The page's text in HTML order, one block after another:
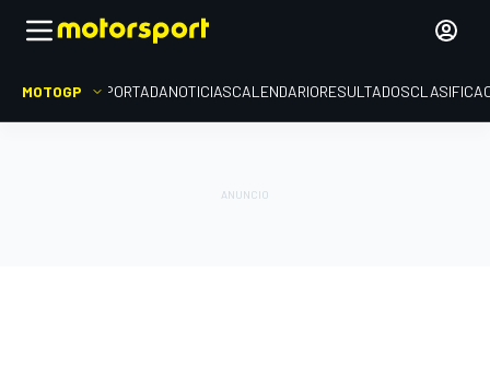
MOTOGP PORTADANOTICIASCALENDARIORESULTADOS